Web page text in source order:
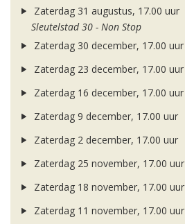
Zaterdag 31 augustus, 17.00 uur
Sleutelstad 30 - Non Stop
Zaterdag 30 december, 17.00 uur
Zaterdag 23 december, 17.00 uur
Zaterdag 16 december, 17.00 uur
Zaterdag 9 december, 17.00 uur
Zaterdag 2 december, 17.00 uur
Zaterdag 25 november, 17.00 uur
Zaterdag 18 november, 17.00 uur
Zaterdag 11 november, 17.00 uur